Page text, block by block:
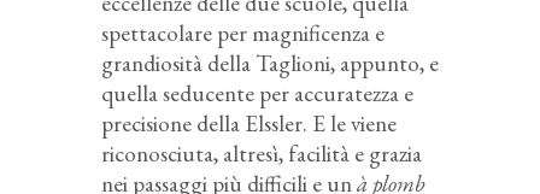
spettacolare per magnificenza e
grandiosità della Taglioni, appunto, e
quella seducente per accuratezza e
precisione della Elssler. E le viene
riconosciuta, altresì, facilità e grazia
nei passaggi più difficili e unà plomb